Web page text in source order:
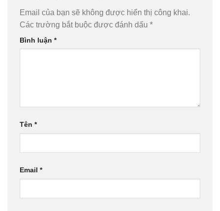
Email của bạn sẽ không được hiển thị công khai.
Các trường bắt buộc được đánh dấu *
Bình luận *
Tên *
Email *